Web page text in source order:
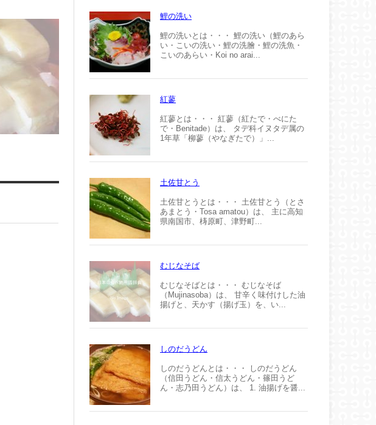
鯉の洗い
鯉の洗いとは・・・ 鯉の洗い（鯉のあら
い・こいの洗い・鯉の洗膾・鯉の洗魚・
こいのあらい・Koi no arai...
紅蓼
紅蓼とは・・・ 紅蓼（紅たで・べにた
で・Benitade）は、 タデ科イヌタデ属の
1年草「柳蓼（やなぎたで）」...
土佐甘とう
土佐甘とうとは・・・ 土佐甘とう（とさ
あまとう・Tosa amatou）は、 主に高知
県南国市、梼原町、津野町...
むじなそば
むじなそばとは・・・ むじなそば
（Mujinasoba）は、 甘辛く味付けした油
揚げと、天かす（揚げ玉）を、い...
しのだうどん
しのだうどんとは・・・ しのだうどん
（信田うどん・信太うどん・篠田うど
ん・志乃田うどん）は、 1. 油揚げを醤...